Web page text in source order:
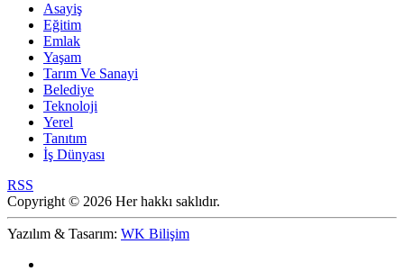
Asayiş
Eğitim
Emlak
Yaşam
Tarım Ve Sanayi
Belediye
Teknoloji
Yerel
Tanıtım
İş Dünyası
RSS
Copyright © 2026 Her hakkı saklıdır.
Yazılım & Tasarım: WK Bilişim